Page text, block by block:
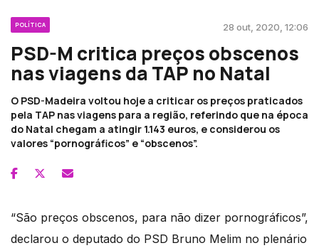
POLÍTICA 28 out, 2020, 12:06
PSD-M critica preços obscenos
nas viagens da TAP no Natal
O PSD-Madeira voltou hoje a criticar os preços praticados
pela TAP nas viagens para a região, referindo que na época
do Natal chegam a atingir 1.143 euros, e considerou os
valores “pornográficos” e “obscenos”.
“São preços obscenos, para não dizer pornográficos”,
declarou o deputado do PSD Bruno Melim no plenário